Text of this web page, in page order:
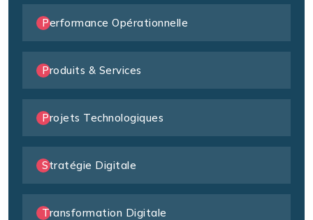
Performance Opérationnelle
Produits & Services
Projets Technologiques
Stratégie Digitale
Transformation Digitale